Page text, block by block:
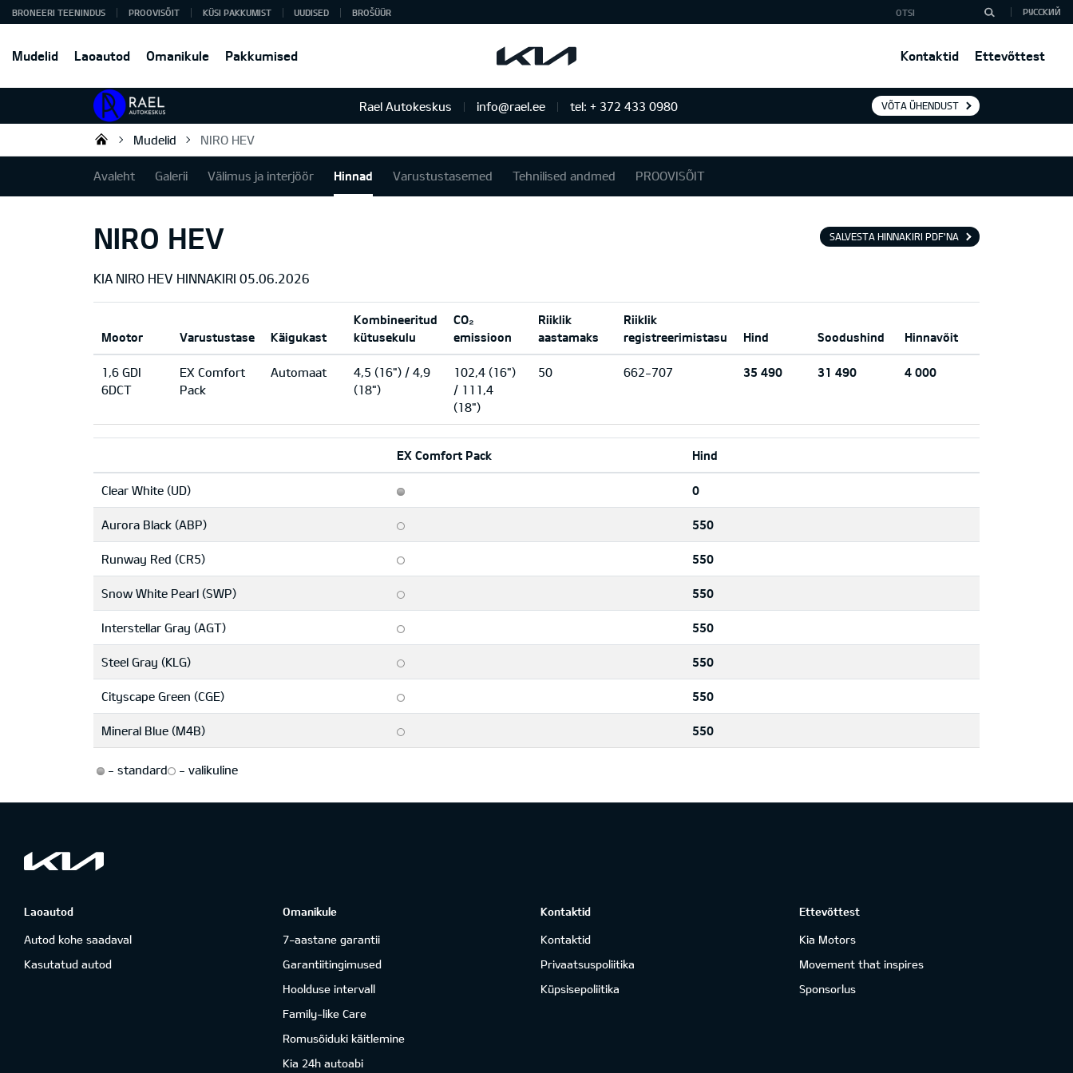
Mudelid Laoautod Omanikule Pakkumised Kontaktid Ettevõttest
BRONEERI TEENINDUS PROOVISÕIT KÜSI PAKKUMIST UUDISED BROŠÜÜR РУССКИЙ
Rael Autokeskus info@rael.ee tel: + 372 433 0980 VÕTA ÜHENDUST
Rael Autokeskus OÜ
Mudelid NIRO HEV
Avaleht Galerii Välimus ja interjöör Hinnad Varustustasemed Tehnilised andmed PROOVISÕIT
SALVESTA HINNAKIRI PDF'NA
NIRO HEV
KIA NIRO HEV HINNAKIRI 05.06.2026
Mootor Varustustase Käigukast
Kombineeritud
kütusekulu
CO₂
emissioon
Riiklik
aastamaks
Riiklik
registreerimistasu
Hind Soodushind Hinnavõit
1,6 GDI
6DCT
EX Comfort
Pack
Automaat
4,5 (16") / 4,9
(18")
102,4 (16")
/ 111,4
(18")
50 662-707 35 490 31 490 4 000
EX Comfort Pack Hind
Clear White (UD) 0
Aurora Black (ABP) 550
Runway Red (CR5) 550
Snow White Pearl (SWP) 550
Interstellar Gray (AGT) 550
Steel Gray (KLG) 550
Cityscape Green (CGE) 550
Mineral Blue (M4B) 550
- standard - valikuline
Laoautod
Autod kohe saadaval
Kasutatud autod
Omanikule
7-aastane garantii
Garantiitingimused
Hoolduse intervall
Family-like Care
Romusõiduki käitlemine
Kia 24h autoabi
Kontaktid
Kontaktid
Privaatsuspoliitika
Küpsisepoliitika
Ettevõttest
Kia Motors
Movement that inspires
Sponsorlus